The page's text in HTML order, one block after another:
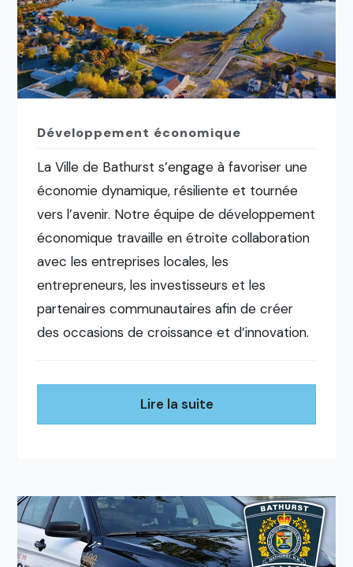
Développement économique
La Ville de Bathurst s’engage à favoriser une
économie dynamique, résiliente et tournée
vers l’avenir. Notre équipe de développement
économique travaille en étroite collaboration
avec les entreprises locales, les
entrepreneurs, les investisseurs et les
partenaires communautaires afin de créer
des occasions de croissance et d’innovation.
Lire la suite